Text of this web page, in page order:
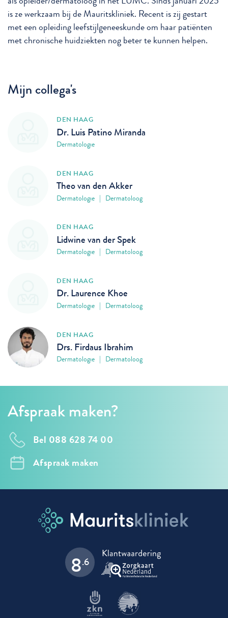
is ze werkzaam bij de Mauritskliniek. Recent is zij gestart
met een opleiding leefstijlgeneeskunde om haar patiënten
met chronische huidziekten nog beter te kunnen helpen.
Mijn collega's
DEN HAAG
Dr. Luis Patino Miranda
Dermatologie
DEN HAAG
Theo van den Akker
Dermatologie | Dermatoloog
DEN HAAG
Lidwine van der Spek
Dermatologie | Dermatoloog
DEN HAAG
Dr. Laurence Khoe
Dermatologie | Dermatoloog
DEN HAAG
Drs. Firdaus Ibrahim
Dermatologie | Dermatoloog
Afspraak maken?
Bel 088 628 74 00
Afspraak maken
8.6